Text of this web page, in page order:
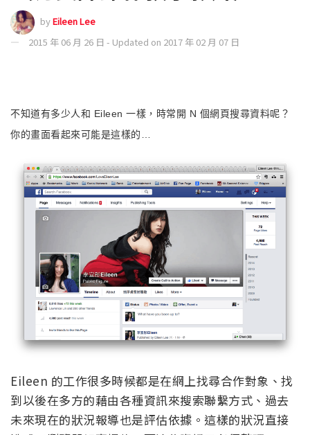
byEileen Lee
2015 年 06 月 26 日 - Updated on 2017 年 02 月 07 日
不知道有多少人和 Eileen 一樣，時常開 N 個網頁搜尋資料呢？
你的畫面看起來可能是這樣的…
Eileen 的工作很多時候都是在網上找尋合作對象、找
到以後在多方的藉由各種資訊來搜索聯繫方式、過去
未來現在的狀況報導也是評估依據。這樣的狀況直接